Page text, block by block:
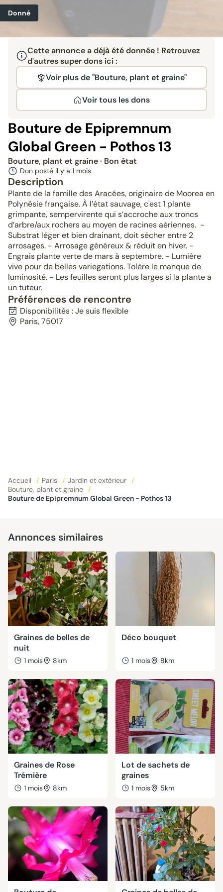
Donné
Cette annonce a déjà été donnée ! Retrouvez
d'autres super dons ici :
Voir plus de "Bouture, plant et graine"
Voir tous les dons
Bouture de Epipremnum
Global Green - Pothos 13
Bouture, plant et graine· Bon état
Don posté il y a 1 mois
Description
Plante de la famille des Aracées, originaire de Moorea en
Polynésie française. À l’état sauvage, c'est 1 plante
grimpante, sempervirente qui s’accroche aux troncs
d’arbre/aux rochers au moyen de racines aériennes. -
Substrat léger et bien drainant, doit sécher entre 2
arrosages. - Arrosage généreux & réduit en hiver. -
Engrais plante verte de mars à septembre. - Lumière
vive pour de belles variegations. Tolère le manque de
luminosité. - Les feuilles seront plus larges si la plante a
un tuteur.
Préférences de rencontre
Disponibilités : Je suis flexible
Paris, 75017
Accueil / Paris / Jardin et extérieur
/
Bouture, plant et graine
/
Bouture de Epipremnum Global Green - Pothos 13
Annonces similaires
Graines de belles de
nuit
1 mois 8km
Déco bouquet
1 mois 8km
Graines de Rose
Trémière
1 mois 8km
Lot de sachets de
graines
1 mois 5km